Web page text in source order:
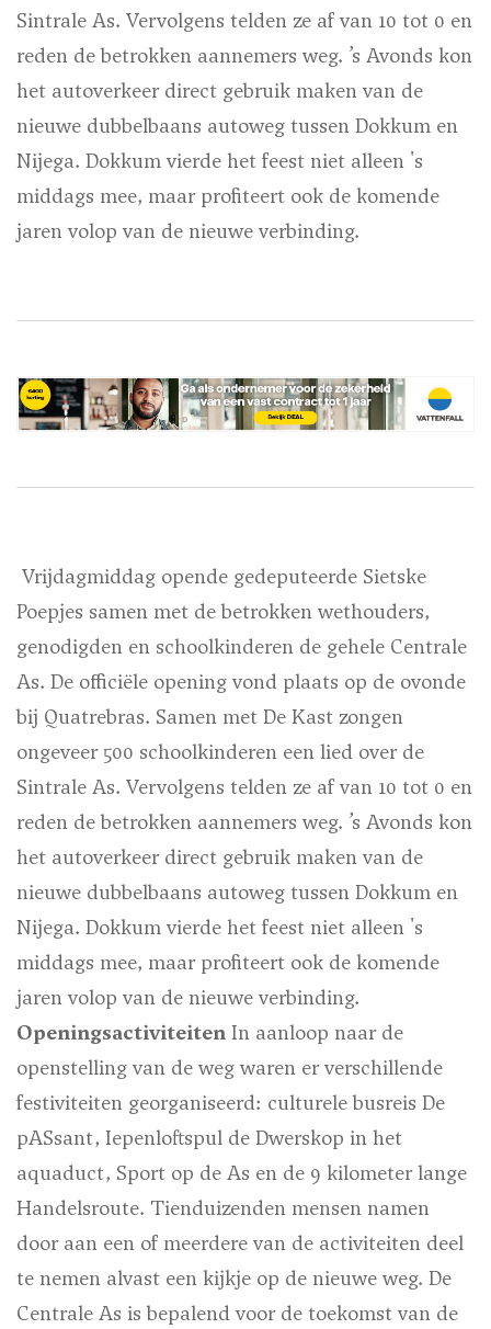
Sintrale As. Vervolgens telden ze af van 10 tot 0 en
reden de betrokken aannemers weg. ’s Avonds kon
het autoverkeer direct gebruik maken van de
nieuwe dubbelbaans autoweg tussen Dokkum en
Nijega. Dokkum vierde het feest niet alleen 's
middags mee, maar profiteert ook de komende
jaren volop van de nieuwe verbinding.
Vrijdagmiddag opende gedeputeerde Sietske
Poepjes samen met de betrokken wethouders,
genodigden en schoolkinderen de gehele Centrale
As. De officiële opening vond plaats op de ovonde
bij Quatrebras. Samen met De Kast zongen
ongeveer 500 schoolkinderen een lied over de
Sintrale As. Vervolgens telden ze af van 10 tot 0 en
reden de betrokken aannemers weg. ’s Avonds kon
het autoverkeer direct gebruik maken van de
nieuwe dubbelbaans autoweg tussen Dokkum en
Nijega. Dokkum vierde het feest niet alleen 's
middags mee, maar profiteert ook de komende
jaren volop van de nieuwe verbinding.
Openingsactiviteiten In aanloop naar de
openstelling van de weg waren er verschillende
festiviteiten georganiseerd: culturele busreis De
pASsant, Iepenloftspul de Dwerskop in het
aquaduct, Sport op de As en de 9 kilometer lange
Handelsroute. Tienduizenden mensen namen
door aan een of meerdere van de activiteiten deel
te nemen alvast een kijkje op de nieuwe weg. De
Centrale As is bepalend voor de toekomst van de